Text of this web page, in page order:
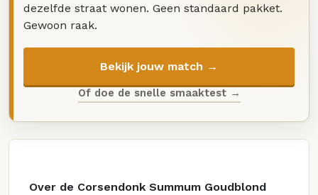
dezelfde straat wonen. Geen standaard pakket.
Gewoon raak.
Bekijk jouw match →
Of doe de snelle smaaktest →
Over de Corsendonk Summum Goudblond